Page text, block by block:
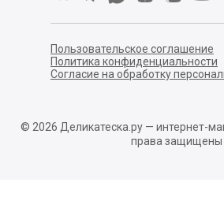
Пользовательское соглашение
Политика конфиденциальности
Согласие на обработку
© 2026 Деликатеска.ру — интернет-
права защищены